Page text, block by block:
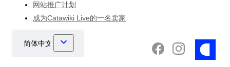
网站推广计划
成为Catawiki Live的一名卖家